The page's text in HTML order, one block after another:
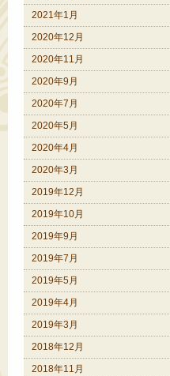
2021年1月
2020年12月
2020年11月
2020年9月
2020年7月
2020年5月
2020年4月
2020年3月
2019年12月
2019年10月
2019年9月
2019年7月
2019年5月
2019年4月
2019年3月
2018年12月
2018年11月